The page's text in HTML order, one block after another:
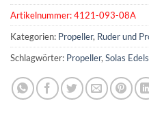
Artikelnummer:4121-093-08A
Kategorien: Propeller, Ruder und
Schlagwörter: Propeller, Solas